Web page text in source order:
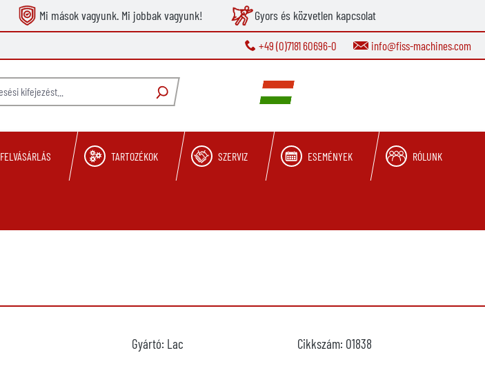
Mi mások vagyunk. Mi jobbak vagyunk! Gyors és közvetlen kapcsolat
+49 (0)7181 60696-0 info@fiss-machines.com
FELVÁSÁRLÁS TARTOZÉKOK SZERVIZ ESEMÉNYEK RÓLUNK
Gyártó: Lac Cikkszám: O1838